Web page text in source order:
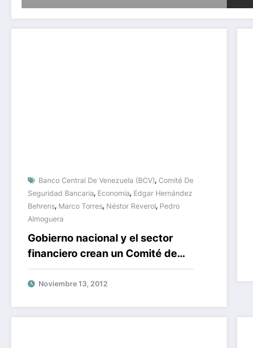
Banco Central De Venezuela (BCV), Comité De
Seguridad Bancaria, Economía, Edgar Hernández
Behrens, Marco Torres, Néstor Reverol, Pedro
Almoguera
Gobierno nacional y el sector
financiero crean un Comité de
Seguridad Bancaria
Noviembre 13, 2012